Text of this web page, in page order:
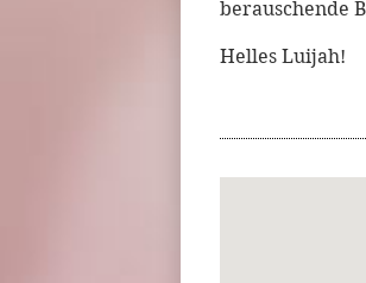
berauschende
Helles Luijah!